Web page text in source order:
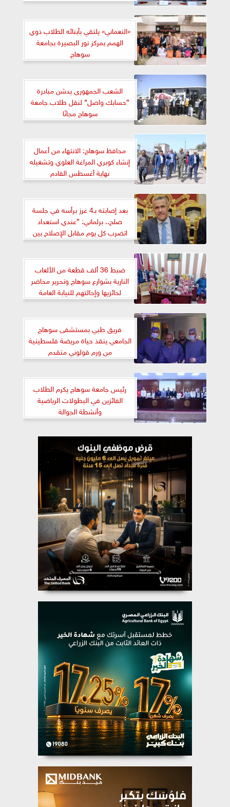
«النعماني» يلتقي بأبنائه الطلاب ذوي
الهمم بمركز نور البصيرة بجامعة
سوهاج
الشعب الجمهورى يدشن مبادرة
”حسابك واصل” لنقل طلاب جامعة
سوهاج مجانًا
محافظ سوهاج: الانتهاء من أعمال
إنشاء كوبري المراغة العلوي وتشغيله
نهاية أغسطس القادم
بعد إصابته بـ4 غرز برأسه في جلسة
صلح.. برلماني: ”عندي استعداد
اتضرب كل يوم مقابل الإصلاح بين
الناس”
ضبط 36 ألف قطعة من الألعاب
النارية بشوارع سوهاج وتحرير محاضر
لحائزيها وإحالتهم للنيابة العامة
فريق طبي بمستشفى سوهاج
الجامعي ينقذ حياة مريضة فلسطينية
من ورم قولوني متقدم
رئيس جامعة سوهاج يكرم الطلاب
الفائزين في البطولات الرياضية
وأنشطة الجوالة